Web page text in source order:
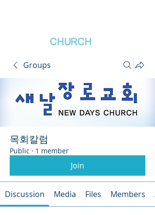
CHURCH
Groups
목회칼럼
Public · 1 member
Join
Discussion Media Files Members